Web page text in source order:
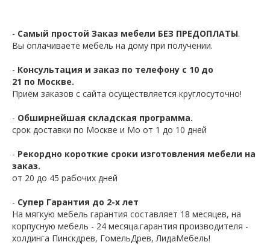
- Самый простой Заказ мебели БЕЗ ПРЕДОПЛАТЫ.
Вы оплачиваете мебель на дому при получении.
- Консультация и заказ по телефону с 10 до
21 по Москве.
Приём заказов с сайта осуществляется круглосуточно!
- Обширнейшая складская программа.
срок доставки по Москве и Мо от 1 до 10 дней
- Рекордно короткие сроки изготовления мебели на
заказ.
от 20 до 45 рабочих дней
- Супер Гарантия до 2-х лет
На мягкую мебель гарантия составляет 18 месяцев, на
корпусную мебель - 24 месяца.гарантия производителя -
холдинга Пинскдрев, ГомельДрев, ЛидаМебель!